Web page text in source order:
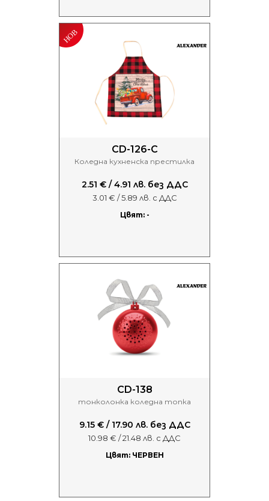
CD-126-C
Коледна кухненска престилка
2.51 € / 4.91 лв. без ДДС
3.01 € / 5.89 лв. с ДДС
Цвят: -
CD-138
тонколонка коледна топка
9.15 € / 17.90 лв. без ДДС
10.98 € / 21.48 лв. с ДДС
Цвят: ЧЕРВЕН